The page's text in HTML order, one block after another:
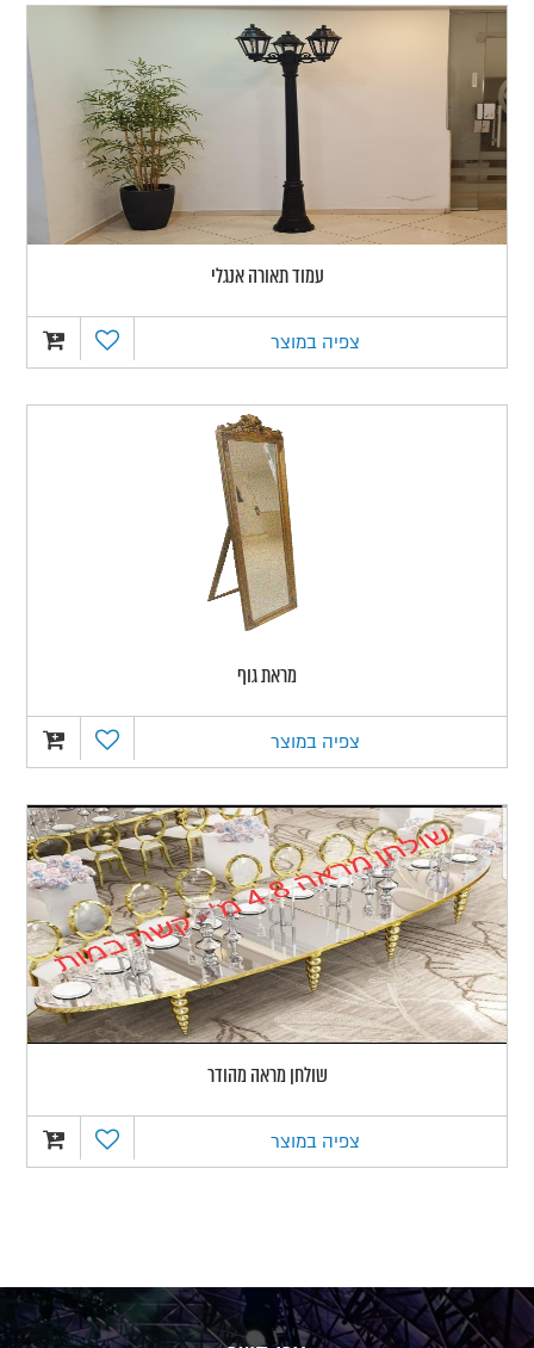
עמוד תאורה אנגלי
צפיה במוצר
מראת גוף
צפיה במוצר
שולחן מראה מהודר
צפיה במוצר